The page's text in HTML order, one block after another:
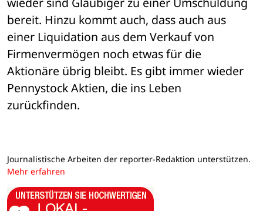
bereit. Hinzu kommt auch, dass auch aus
einer Liquidation aus dem Verkauf von
Firmenvermögen noch etwas für die
Aktionäre übrig bleibt. Es gibt immer wieder
Pennystock Aktien, die ins Leben
zurückfinden.
Journalistische Arbeiten der reporter-Redaktion unterstützen.
Mehr erfahren